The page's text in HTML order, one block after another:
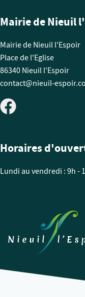
Mairie de Nieuil
Mairie de Nieuil l'Espoir
Place de l'Eglise
86340 Nieuil l'Espoir
contact@nieuil-
Horaires
Lundi au vendredi : 9h -